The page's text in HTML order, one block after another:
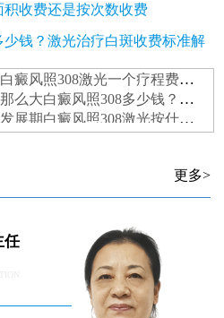
积收费还是按次数收费
少钱？激光治疗白斑收费标准解
白癜风照308多少钱？深入解析治疗费用与疗效
展期白癜风照308激光按什么收费
风照308激光好的快吗
更多>
任